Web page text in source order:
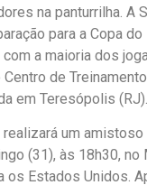
na panturrilha. A
para a Copa
a maioria dos
de
em Teresópolis (RJ).
um amistoso
(31), às 18h30, no
os Estados Unidos.